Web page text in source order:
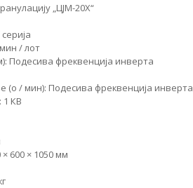
„ЦЈМ-20Х“
/ лот
Подесива фреквенција инверта
(о / мин): Подесива фреквенција инверта
1 КВ
600 × 1050 мм